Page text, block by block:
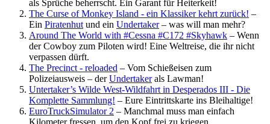
als Sprüche beherrscht. Ein Garant für Heiterkeit!
The Curse of Monkey Island - ein Klassiker kehrt zurück! –
Ein Piratenhut und ein Undertaker– was will man mehr?
Around The World with #Cessna #C172 #Skyhawk – Wenn
der Cowboy zum Piloten wird! Eine Weltreise, die ihr nicht
verpassen dürft.
The Precinct - reloaded – Vom Schießeisen zum
Polizeiausweis – derUndertakerals Lawman!
Untertaker’s Wilde West-Wildfahrt in Desperados III - Die
Komplette Sammlung! – Eure Eintrittskarte ins Bleihaltige!
EuroTruckSimulator 2 – Manchmal muss man einfach